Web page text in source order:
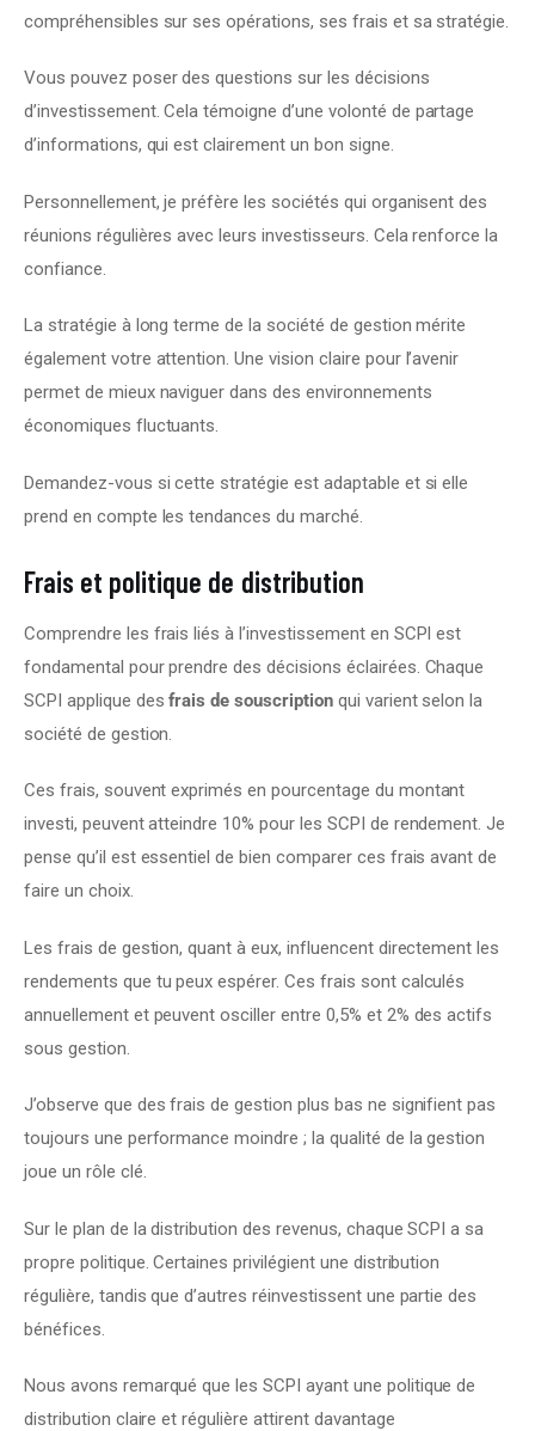
compréhensibles sur ses opérations, ses frais et sa stratégie.
Vous pouvez poser des questions sur les décisions
d’investissement. Cela témoigne d’une volonté de partage
d’informations, qui est clairement un bon signe.
Personnellement, je préfère les sociétés qui organisent des
réunions régulières avec leurs investisseurs. Cela renforce la
confiance.
La stratégie à long terme de la société de gestion mérite
également votre attention. Une vision claire pour l’avenir
permet de mieux naviguer dans des environnements
économiques fluctuants.
Demandez-vous si cette stratégie est adaptable et si elle
prend en compte les tendances du marché.
Frais et politique de distribution
Comprendre les frais liés à l’investissement en SCPI est
fondamental pour prendre des décisions éclairées. Chaque
SCPI applique des frais de souscription qui varient selon la
société de gestion.
Ces frais, souvent exprimés en pourcentage du montant
investi, peuvent atteindre 10% pour les SCPI de rendement. Je
pense qu’il est essentiel de bien comparer ces frais avant de
faire un choix.
Les frais de gestion, quant à eux, influencent directement les
rendements que tu peux espérer. Ces frais sont calculés
annuellement et peuvent osciller entre 0,5% et 2% des actifs
sous gestion.
J’observe que des frais de gestion plus bas ne signifient pas
toujours une performance moindre ; la qualité de la gestion
joue un rôle clé.
Sur le plan de la distribution des revenus, chaque SCPI a sa
propre politique. Certaines privilégient une distribution
régulière, tandis que d’autres réinvestissent une partie des
bénéfices.
Nous avons remarqué que les SCPI ayant une politique de
distribution claire et régulière attirent davantage